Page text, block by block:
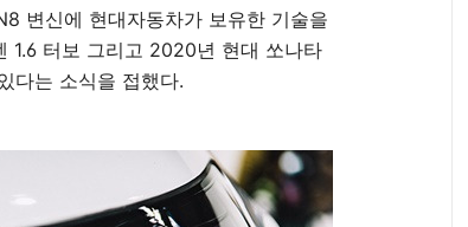
변신에 현대자동차가 보유한 기술을
1.6 터보 그리고 2020년 현대 쏘나타
다는 소식을 접했다.